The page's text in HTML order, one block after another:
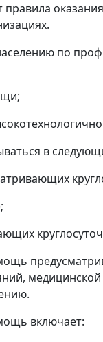
правила
по
в
включает: